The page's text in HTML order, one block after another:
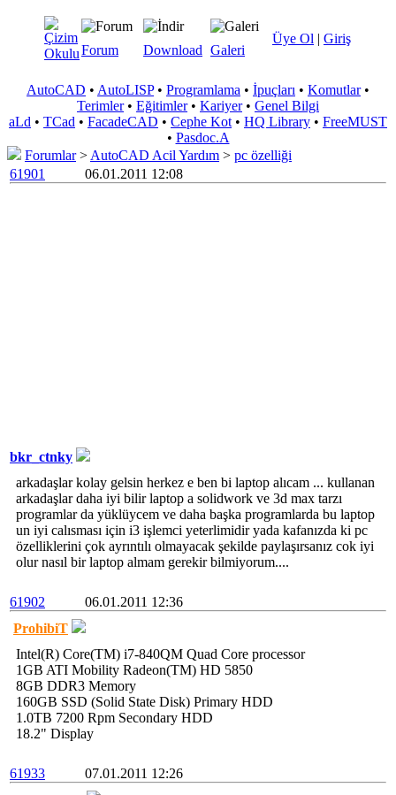
Üye Ol | Giriş
Forum Download Galeri
AutoCAD • AutoLISP• Programlama • İpuçları • Komutlar•
Terimler• Eğitimler• Kariyer• Genel Bilgi
aLd • TCad • FacadeCAD • Cephe Kot • HQ Library • FreeMUST
• Pasdoc.A
Forumlar> AutoCAD Acil Yardım > pc özelliği
61901
06.01.2011 12:08
bkr_ctnky
arkadaşlar kolay gelsin herkez e ben bi laptop alıcam ... kullanan
arkadaşlar daha iyi bilir laptop a solidwork ve 3d max tarzı
programlar da yüklüycem ve daha başka programlarda bu laptop
un iyi calısması için i3 işlemci yeterlimidir yada kafanızda ki pc
özelliklerini çok ayrıntılı olmayacak şekilde paylaşırsanız cok iyi
olur nasıl bir laptop almam gerekir bilmiyorum....
61902
06.01.2011 12:36
ProhibiT
Intel(R) Core(TM) i7-840QM Quad Core processor
1GB ATI Mobility Radeon(TM) HD 5850
8GB DDR3 Memory
160GB SSD (Solid State Disk) Primary HDD
1.0TB 7200 Rpm Secondary HDD
18.2" Display
61933
07.01.2011 12:26